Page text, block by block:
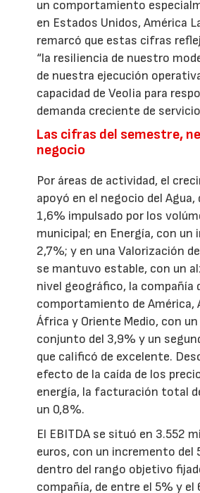
un comportamiento
en Estados Unidos, América
remarcó que estas cifras
“la resiliencia de nuestro
de nuestra ejecución
capacidad de Veolia para
demanda creciente de
Las cifras del semestre,
negocio
Por áreas de actividad, el
apoyó en el negocio del Agua,
1,6% impulsado por los
municipal; en Energía, con un
2,7%; y en una Valorización
se mantuvo estable, con un
nivel geográfico, la compañía
comportamiento de América,
África y Oriente Medio, con
conjunto del 3,9% y un
que calificó de excelente.
efecto de la caída de los
energía, la facturación total
un 0,8%.
El EBITDA se situó en 3.552
euros, con un incremento del
dentro del rango objetivo
compañía, de entre el 5% y